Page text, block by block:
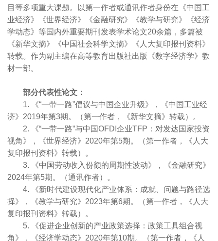
目等多项重大课题。以第一作者或通讯作者身份在《中国工
业经济》《世界经济》《金融研究》《教学与研究》《经济
学动态》等国内外重要期刊发表学术论文20余篇，多篇被
《新华文摘》《中国社会科学文摘》《人大复印报刊资料》
转载。作为副主编在高等教育出版社出版《数字经济学》教
材一部。
部分代表性论文：
1. 《“一带一路”倡议与中国企业升级》，《中国工业经
济》2019年第3期。（第一作者，《新华文摘》转载）。
2. 《“一带一路”与中国OFDI企业TFP：对发达国家投资
视角》，《世界经济》2020年第5期。（第一作者，《人大
复印报刊资料》转载）。
3. 《中国劳动收入份额的周期性波动》，《金融研究》
2024年第5期。（通讯作者）。
4. 《新时代建设现代化产业体系：成就、问题与路径选
择》，《教学与研究》2023年第6期。（第一作者，《人大
复印报刊资料》转载）。
5. 《促进企业创新的产业政策选择：政策工具组合视
角》，《经济学动态》2020年第10期。（第一作者，《人